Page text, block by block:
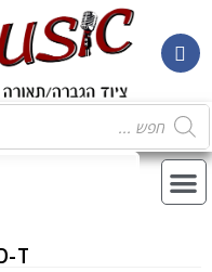
T